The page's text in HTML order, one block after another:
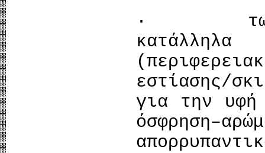
· των
εστίασης/
για την